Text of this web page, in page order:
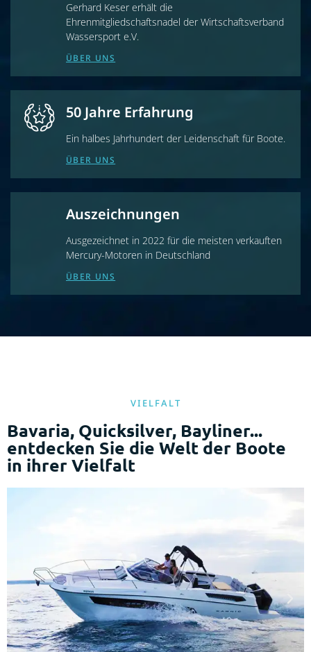
Gerhard Keser erhält die
Ehrenmitgliedschaftsnadel der Wirtschaftsverband
Wassersport e.V.
ÜBER UNS
50 Jahre Erfahrung
Ein halbes Jahrhundert der Leidenschaft für Boote.
ÜBER UNS
Auszeichnungen
Ausgezeichnet in 2022 für die meisten verkauften
Mercury-Motoren in Deutschland
ÜBER UNS
VIELFALT
Bavaria, Quicksilver, Bayliner...
entdecken Sie die Welt der Boote
in ihrer Vielfalt